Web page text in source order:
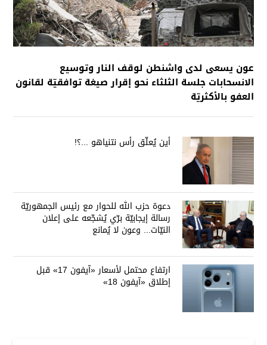
عون يسعى لدى واشنطن لوقف النار وتوسيع
الانسحابات جلسة الثلثاء نحو إقرار صيغة توافقيّة لقانون
العفو بالأكثريّة
أين يُعلّق رأس نتنياهو ...؟!
دعوة حزب الله للحوار مع رئيس الجمهوريّة
رسالة إيجابيّة برّي يُشجّعه على إعلان
النيّات... وعون لا يُمانع
ارتفاع محتمل لأسعار «آيفون 17» قبل
إطلاق «آيفون 18»